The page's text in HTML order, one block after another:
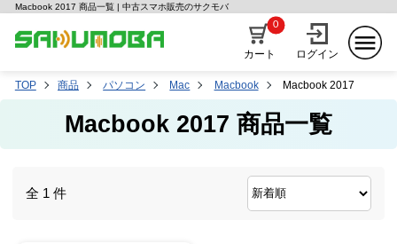
Macbook 2017 商品一覧 | 中古スマホ販売のサクモバ
カート
0
ログイン
TOP 商品 パソコン Mac Macbook Macbook 2017
Macbook 2017 商品一覧
全 1 件